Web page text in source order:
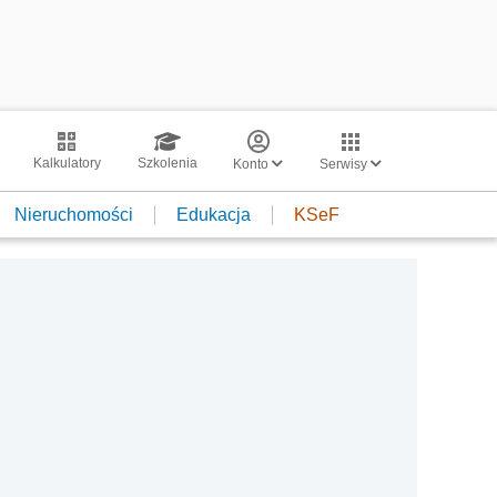
Kalkulatory Szkolenia Konto Serwisy
Nieruchomości Edukacja KSeF